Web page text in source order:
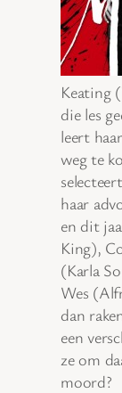
Keating
die les
leert
weg te
haar
en dit
King),
(Karla
Wes
dan
een
ze om
moord?